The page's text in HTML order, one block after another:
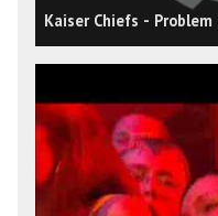
Kaiser Chiefs - Problem